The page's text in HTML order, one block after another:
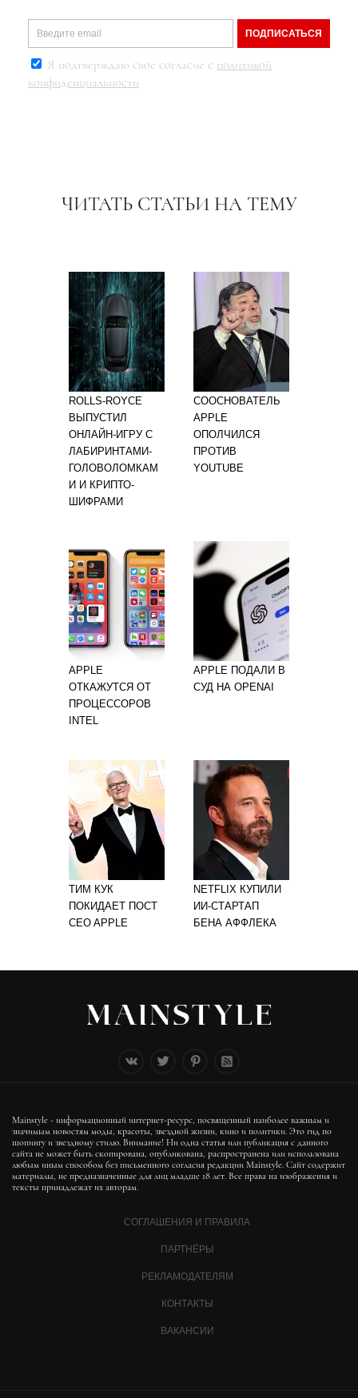
ПОДПИСАТЬСЯ
Я подтверждаю свое согласие с политикой
конфиденциальности
ЧИТАТЬ СТАТЬИ НА ТЕМУ
ROLLS-ROYCE
ВЫПУСТИЛ
ОНЛАЙН-ИГРУ С
ЛАБИРИНТАМИ-
ГОЛОВОЛОМКАМ
И И КРИПТО-
ШИФРАМИ
СООСНОВАТЕЛЬ
APPLE
ОПОЛЧИЛСЯ
ПРОТИВ
YOUTUBE
APPLE
ОТКАЖУТСЯ ОТ
ПРОЦЕССОРОВ
INTEL
APPLE ПОДАЛИ В
СУД НА OPENAI
ТИМ КУК
ПОКИДАЕТ ПОСТ
CEO APPLE
NETFLIX КУПИЛИ
ИИ-СТАРТАП
БЕНА АФФЛЕКА
Mainstyle - информационный интернет-ресурс, посвященный наиболее важным и
значимым новостям моды, красоты, звездной жизни, кино и политики. Это гид по
шопингу и звездному стилю. Внимание! Ни одна статья или публикация с данного
сайта не может быть скопирована, опубликована, распространена или использована
любым иным способом без письменного согласия редакции Mainstyle. Сайт содержит
материалы, не предназначенные для лиц младше 18 лет. Все права на изображения и
тексты принадлежат их авторам.
СОГЛАШЕНИЯ И ПРАВИЛА
ПАРТНЁРЫ
РЕКЛАМОДАТЕЛЯМ
КОНТАКТЫ
ВАКАНСИИ